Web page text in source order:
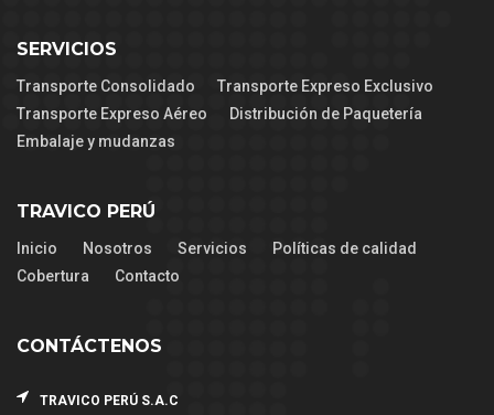
SERVICIOS
Transporte Consolidado
Transporte Expreso Exclusivo
Transporte Expreso Aéreo
Distribución de Paquetería
Embalaje y mudanzas
TRAVICO PERÚ
Inicio Nosotros Servicios
Políticas de calidad
Cobertura
Contacto
CONTÁCTENOS
TRAVICO PERÚ S.A.C